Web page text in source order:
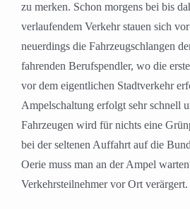
zu merken. Schon morgens bei bis
verlaufendem Verkehr stauen sich
neuerdings die Fahrzeugschlangen
fahrenden Berufspendler, wo die
vor dem eigentlichen Stadtverkehr
Ampelschaltung erfolgt sehr schnell
Fahrzeugen wird für nichts eine
bei der seltenen Auffahrt auf die
Oerie muss man an der Ampel
Verkehrsteilnehmer vor Ort verärgert.